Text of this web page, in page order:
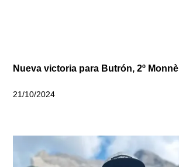
Nueva victoria para Butrón, 2º Monnè
21/10/2024